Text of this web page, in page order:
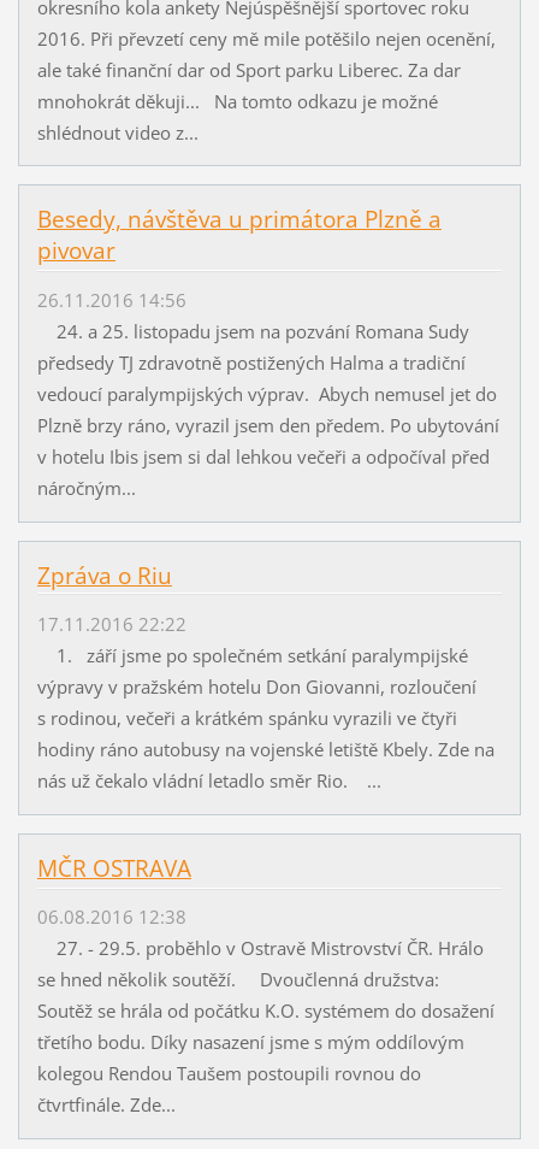
okresního kola ankety Nejúspěšnější sportovec roku
2016. Při převzetí ceny mě mile potěšilo nejen ocenění,
ale také finanční dar od Sport parku Liberec. Za dar
mnohokrát děkuji... Na tomto odkazu je možné
shlédnout video z...
Besedy, návštěva u primátora Plzně a
pivovar
26.11.2016 14:56
24. a 25. listopadu jsem na pozvání Romana Sudy
předsedy TJ zdravotně postižených Halma a tradiční
vedoucí paralympijských výprav. Abych nemusel jet do
Plzně brzy ráno, vyrazil jsem den předem. Po ubytování
v hotelu Ibis jsem si dal lehkou večeři a odpočíval před
náročným...
Zpráva o Riu
17.11.2016 22:22
1. září jsme po společném setkání paralympijské
výpravy v pražském hotelu Don Giovanni, rozloučení
s rodinou, večeři a krátkém spánku vyrazili ve čtyři
hodiny ráno autobusy na vojenské letiště Kbely. Zde na
nás už čekalo vládní letadlo směr Rio. ...
MČR OSTRAVA
06.08.2016 12:38
27. - 29.5. proběhlo v Ostravě Mistrovství ČR. Hrálo
se hned několik soutěží. Dvoučlenná družstva:
Soutěž se hrála od počátku K.O. systémem do dosažení
třetího bodu. Díky nasazení jsme s mým oddílovým
kolegou Rendou Taušem postoupili rovnou do
čtvrtfinále. Zde...